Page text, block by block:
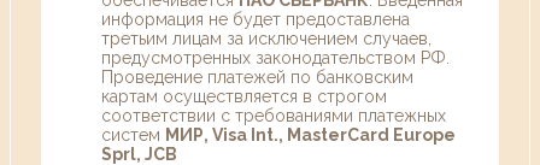
информация не будет предоставлена
третьим лицам за исключением случаев,
предусмотренных законодательством РФ.
Проведение платежей по банковским
картам осуществляется в строгом
соответствии с требованиями платежных
систем МИР, Visa Int., MasterCard Europe
Sprl, JCB